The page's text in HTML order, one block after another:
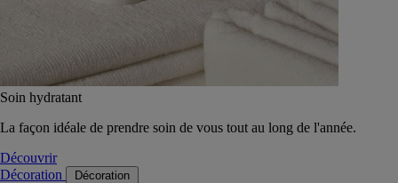
Soin hydratant
La façon idéale de prendre soin de vous tout au long de l'année.
Découvrir
Décoration
Décoration